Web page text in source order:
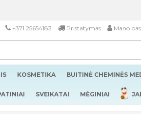
+371 25654183 Pristatymas Mano
KOSMETIKA BUITINĖ CHEMINĖS
SVEIKATAI MĖGINIAI